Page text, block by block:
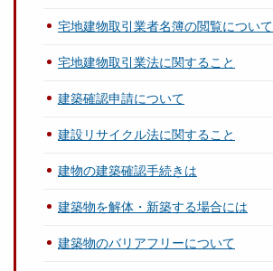
宅地建物取引業者名簿の閲覧について
宅地建物取引業法に関すること
建築確認申請について
建設リサイクル法に関すること
建物の建築確認手続きは
建築物を解体・新築する場合には
建築物のバリアフリーについて